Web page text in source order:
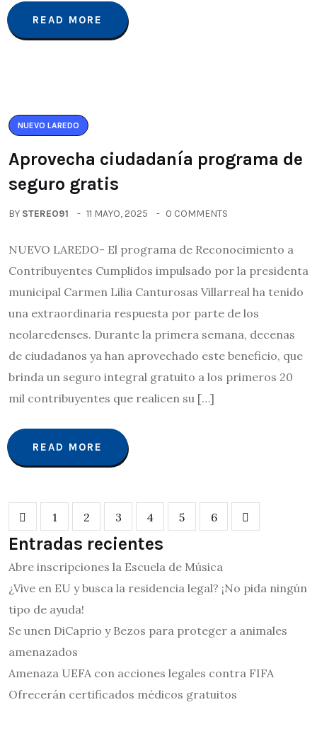
READ MORE
NUEVO LAREDO
Aprovecha ciudadanía programa de
seguro gratis
BY STEREO91 11 MAYO, 2025 0 COMMENTS
NUEVO LAREDO- El programa de Reconocimiento a
Contribuyentes Cumplidos impulsado por la presidenta
municipal Carmen Lilia Canturosas Villarreal ha tenido
una extraordinaria respuesta por parte de los
neolaredenses. Durante la primera semana, decenas
de ciudadanos ya han aprovechado este beneficio, que
brinda un seguro integral gratuito a los primeros 20
mil contribuyentes que realicen su […]
READ MORE
1 2 3 4 5 6
Entradas recientes
Abre inscripciones la Escuela de Música
¿Vive en EU y busca la residencia legal? ¡No pida ningún
tipo de ayuda!
Se unen DiCaprio y Bezos para proteger a animales
amenazados
Amenaza UEFA con acciones legales contra FIFA
Ofrecerán certificados médicos gratuitos